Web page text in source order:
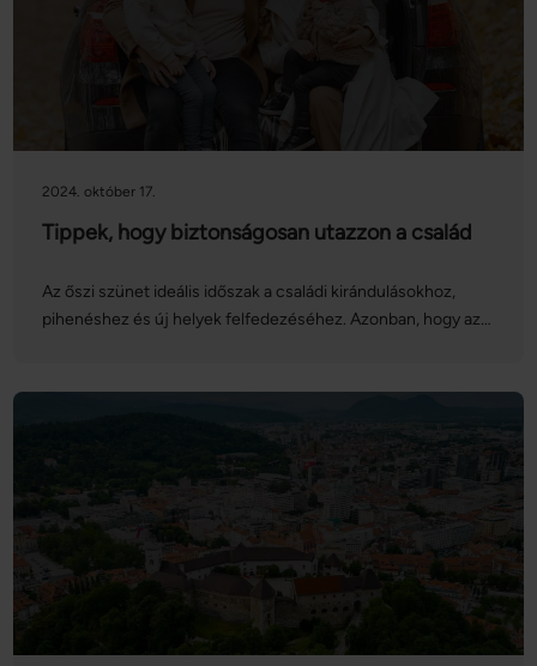
2024. október 17.
Tippek, hogy biztonságosan utazzon a család
Az őszi szünet ideális időszak a családi kirándulásokhoz,
pihenéshez és új helyek felfedezéséhez. Azonban, hogy az